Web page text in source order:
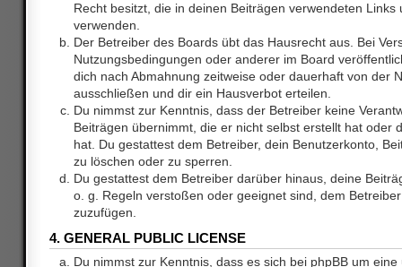
Recht besitzt, die in deinen Beiträgen verwendeten Links
verwenden.
Der Betreiber des Boards übt das Hausrecht aus. Bei
Nutzungsbedingungen oder anderer im Board
dich nach Abmahnung zeitweise oder dauerhaft von der
ausschließen und dir ein Hausverbot erteilen.
Du nimmst zur Kenntnis, dass der Betreiber keine
Beiträgen übernimmt, die er nicht selbst erstellt hat oder
hat. Du gestattest dem Betreiber, dein Benutzerkonto,
zu löschen oder zu sperren.
Du gestattest dem Betreiber darüber hinaus, deine
o. g. Regeln verstoßen oder geeignet sind, dem
zuzufügen.
4. GENERAL PUBLIC LICENSE
Du nimmst zur Kenntnis, dass es sich bei phpBB um